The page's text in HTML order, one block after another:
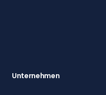
Unternehmen